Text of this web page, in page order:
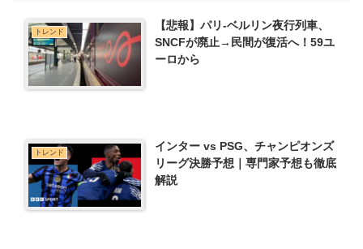
トレンド
【悲報】パリ-ベルリン夜行列車、
SNCFが廃止→民間が復活へ！59ユ
ーロから
トレンド
インター vs PSG、チャンピオンズ
リーグ決勝予想｜専門家予想も徹底
解説